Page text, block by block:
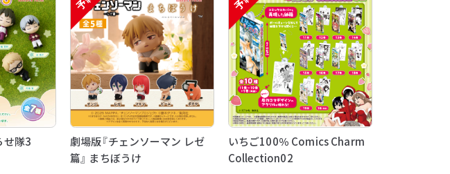
せ隊3
劇場版『チェンソーマン レゼ
篇』 まちぼうけ
いちご100％ Comics Charm
Collection02